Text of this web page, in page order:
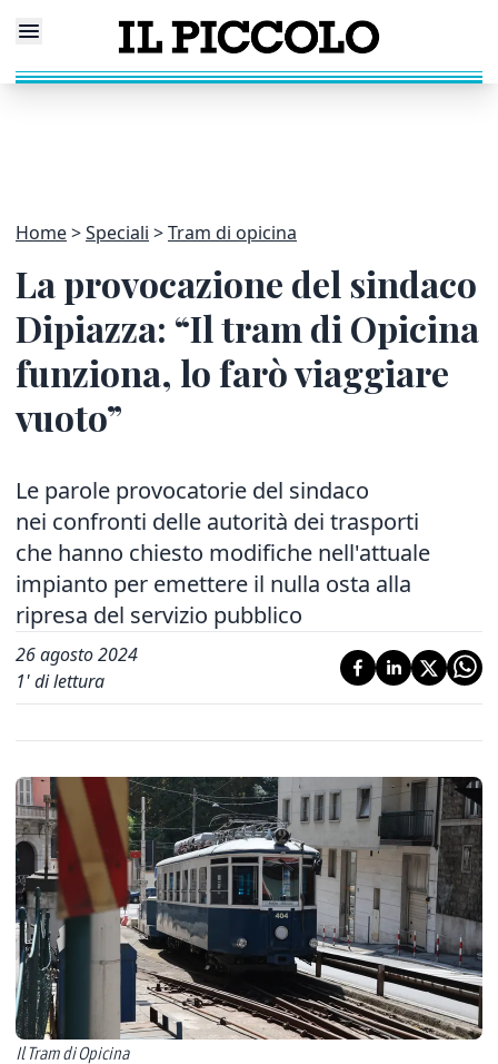
Home Speciali Tram di opicina
La provocazione del sindaco
Dipiazza: “Il tram di Opicina
funziona, lo farò viaggiare
vuoto”
Le parole provocatorie del sindaco
nei confronti delle autorità dei trasporti
che hanno chiesto modifiche nell'attuale
impianto per emettere il nulla osta alla
ripresa del servizio pubblico
26 agosto 2024
1' di lettura
Il Tram di Opicina